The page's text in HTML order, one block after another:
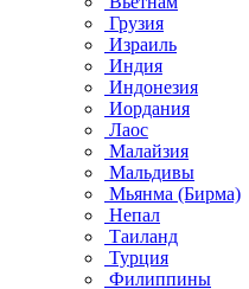
Грузия
Израиль
Индия
Индонезия
Иордания
Лаос
Малайзия
Мальдивы
Мьянма (Бирма)
Непал
Таиланд
Турция
Филиппины